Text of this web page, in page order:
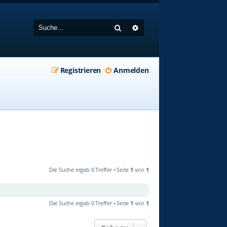
Suche
Anmelden
Registrieren
Die Suche ergab 0 Treffer • Seite 1 von 1
Die Suche ergab 0 Treffer • Seite 1 von 1